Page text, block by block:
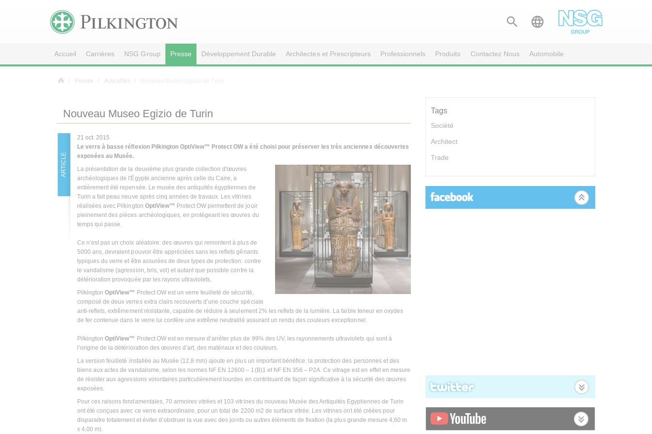
 
Accueil Carrières NSG Group Presse Développement Durable Architectes et Prescripteurs Professionnels Produits Contactez Nous Automobile
Presse Actualités
Nouveau Museo Egizio de Turin
ARTICLE
21 oct. 2015
Le verre à basse réflexion Pilkington OptiView™ Protect OW a été choisi pour préserver les très anciennes découvertes
exposées au Musée.
La présentation de la deuxième plus grande collection d'œuvres
archéologiques de l'Égypte ancienne après celle du Caire, a
entièrement été repensée. Le musée des antiquités égyptiennes de
Turin a fait peau neuve après cinq années de travaux. Les vitrines
réalisées avec Pilkington OptiView™ Protect OW permettent de jouir
pleinement des pièces archéologiques, en protégeant les œuvres du
temps qui passe.
Ce n’est pas un choix aléatoire: des œuvres qui remontent à plus de
5000 ans, devraient pouvoir être appréciées sans les reflets gênants
typiques du verre et être assurées de deux types de protection: contre
le vandalisme (agression, bris, vol) et autant que possible contre la
détérioration provoquée par les rayons ultraviolets.
PilkingtonOptiView™ Protect OW est un verre feuilleté de sécurité,
composé de deux verres extra clairs recouverts d’une couche spéciale
anti-reflets, extrêmement résistante, capable de réduire à seulement 2% les reflets de la lumière. La faible teneur en oxydes
de fer contenue dans le verre lui confère une extrême neutralité assurant un rendu des couleurs exceptionnel.
PilkingtonOptiView™ Protect OW est en mesure d’arrêter plus de 99% des UV, les rayonnements ultraviolets qui sont à
l’origine de la détérioration des œuvres d’art, des matériaux et des couleurs.
La version feuilleté installée au Musée (12,8 mm) ajoute en plus un important bénéfice: la protection des personnes et des
biens aux actes de vandalisme, selon les normes NF EN 12600 – 1(B)1 et NF EN 356 – P2A. Ce vitrage est en effet en mesure
de résister aux agressions volontaires particulièrement lourdes en contribuant de façon significative à la sécurité des œuvres
exposées.
Pour ces raisons fondamentales, 70 armoires vitrées et 103 vitrines du nouveau Musée des Antiquités Egyptiennes de Turin
ont été conçues avec ce verre extraordinaire, pour un total de 2200 m2 de surface vitrée. Les vitrines ont été créées pour
disparaitre totalement et éviter d’obstruer la vue avec des joints ou autres éléments de fixation (la plus grande mesure 4,60 m
x 4,00 m).
Tags
Société
Architect
Trade